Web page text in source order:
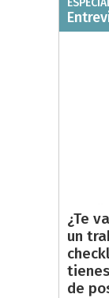
¿Te
un
de